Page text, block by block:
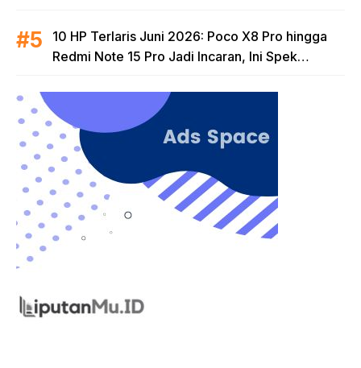
10 HP Terlaris Juni 2026: Poco X8 Pro hingga
Redmi Note 15 Pro Jadi Incaran, Ini Spek